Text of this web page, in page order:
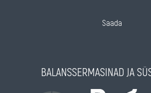
Saada
BALANSSERMASINAD JA